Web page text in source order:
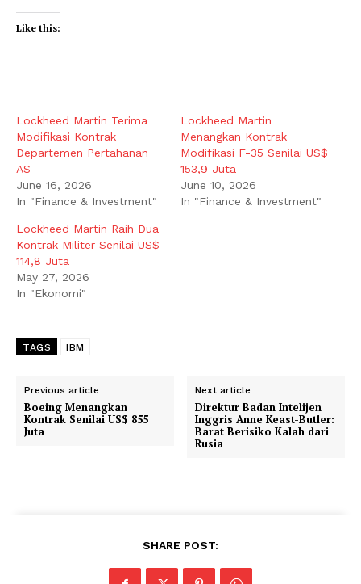
Like this:
Lockheed Martin Terima
Modifikasi Kontrak
Departemen Pertahanan
AS
June 16, 2026
In "Finance & Investment"
Lockheed Martin
Menangkan Kontrak
Modifikasi F-35 Senilai US$
153,9 Juta
June 10, 2026
In "Finance & Investment"
Lockheed Martin Raih Dua
Kontrak Militer Senilai US$
114,8 Juta
May 27, 2026
In "Ekonomi"
TAGS IBM
Previous article
Boeing Menangkan
Kontrak Senilai US$ 855
Juta
Next article
Direktur Badan Intelijen
Inggris Anne Keast-Butler:
Barat Berisiko Kalah dari
Rusia
SHARE POST: